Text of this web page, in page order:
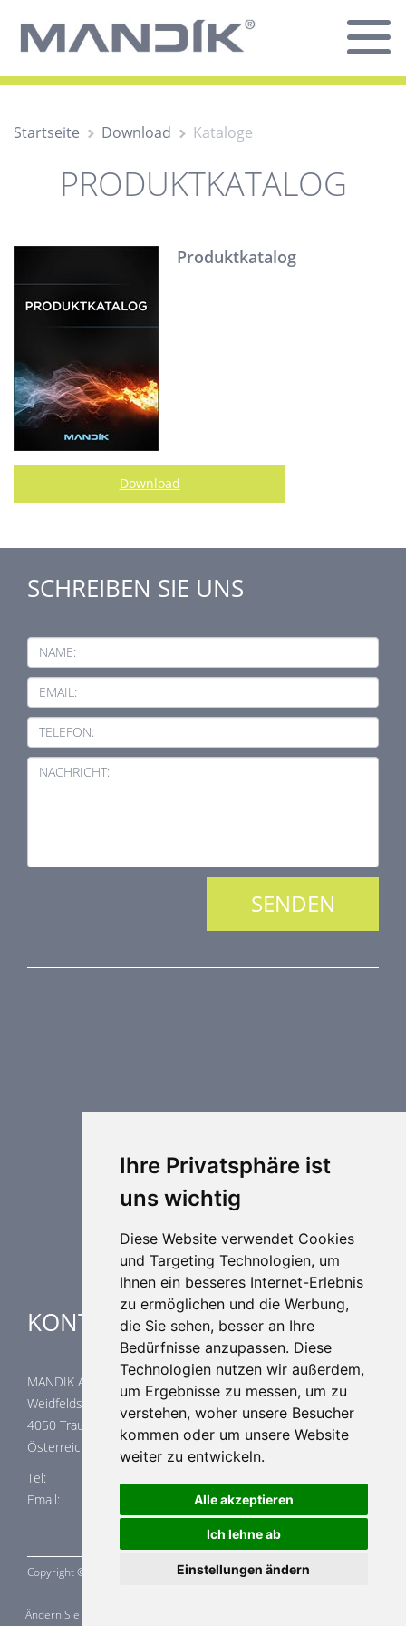
Ihre Privatsphäre ist
uns wichtig
Diese Website verwendet Cookies
und Targeting Technologien, um
Ihnen ein besseres Internet-Erlebnis
zu ermöglichen und die Werbung,
die Sie sehen, besser an Ihre
Bedürfnisse anzupassen. Diese
Technologien nutzen wir außerdem,
um Ergebnisse zu messen, um zu
verstehen, woher unsere Besucher
kommen oder um unsere Website
weiter zu entwickeln.
Alle akzeptieren
Ich lehne ab
Einstellungen ändern
Startseite Download Kataloge
PRODUKTKATALOG
Produktkatalog
Download
SCHREIBEN SIE UNS
NAME:
EMAIL:
TELEFON:
NACHRICHT:
Regelungstechnik
Weitere Elemente Lufttechnik
Industrielle heizung und kühlung
KONTAKTE
MANDIK Austria GmbH
Weidfeldstraße 117/1/14
4050 Traun
Österreich
Tel: +43 664 22 32 023
Email: office@mandik.at
Copyright © a.s. 2015 - 2026
Ändern Sie Ihre Cookie-Einstellungen